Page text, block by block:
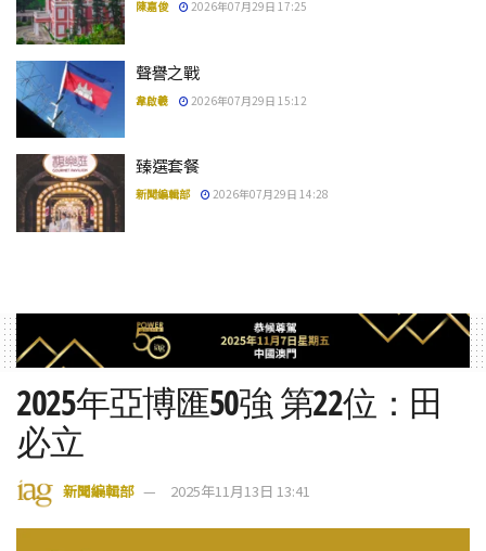
陳嘉俊 2026年07月29日 17:25
聲譽之戰
韋啟羲 2026年07月29日 15:12
臻選套餐
新聞編輯部 2026年07月29日 14:28
2025年亞博匯50強 第22位：田
必立
新聞編輯部 2025年11月13日 13:41